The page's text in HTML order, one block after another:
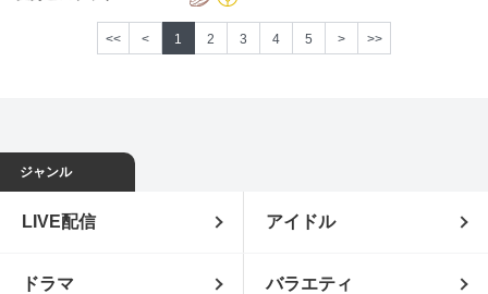
<< < 1 2 3 4 5 > >>
ジャンル
LIVE配信 アイドル
ドラマ バラエティ